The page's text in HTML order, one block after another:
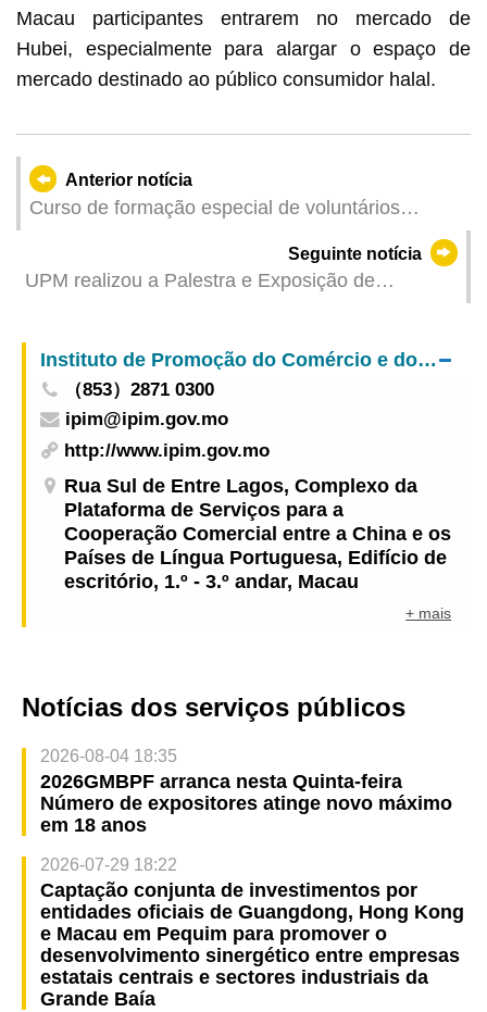
Macau participantes entrarem no mercado de
Hubei, especialmente para alargar o espaço de
mercado destinado ao público consumidor halal.
Anterior notícia
Curso de formação especial de voluntários
organizado pela Zona de Competição de Macau
Seguinte notícia
UPM realizou a Palestra e Exposição de
Contribuição de Macau na Guerra de Resistência
de Toda a Nação Chinesa”
Instituto de Promoção do Comércio e do Investimento
（853）2871 0300
ipim@ipim.gov.mo
http://www.ipim.gov.mo
Rua Sul de Entre Lagos, Complexo da
Plataforma de Serviços para a
Cooperação Comercial entre a China e os
Países de Língua Portuguesa, Edifício de
escritório, 1.º - 3.º andar, Macau
+ mais
Notícias dos serviços públicos
2026-08-04 18:35
2026GMBPF arranca nesta Quinta-feira
Número de expositores atinge novo máximo
em 18 anos
2026-07-29 18:22
Captação conjunta de investimentos por
entidades oficiais de Guangdong, Hong Kong
e Macau em Pequim para promover o
desenvolvimento sinergético entre empresas
estatais centrais e sectores industriais da
Grande Baía